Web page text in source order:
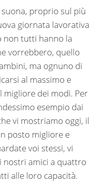
proprio sul più
giornata lavorativa
non tutti hanno la
vorrebbero, quello
ma ognuno di
al massimo e
dei modi. Per
esempio dai
vi mostriamo oggi, il
posto migliore e
voi stessi, vi
nostri amici a quattro
alle loro capacità.